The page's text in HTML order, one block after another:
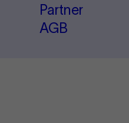
Partner
AGB